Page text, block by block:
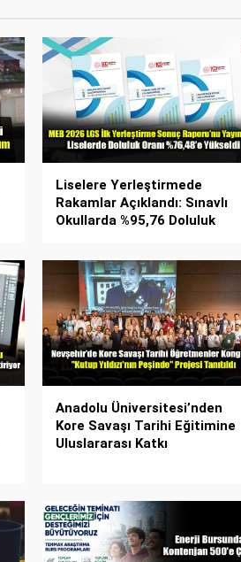
Liselere Yerleştirmede
Rakamlar Açıklandı: Sınavlı
Okullarda %95,76 Doluluk
Anadolu Üniversitesi’nden
Kore Savaşı Tarihi Eğitimine
Uluslararası Katkı